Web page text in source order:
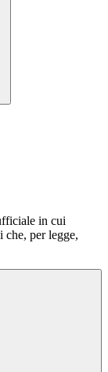
in cui
che, per legge,